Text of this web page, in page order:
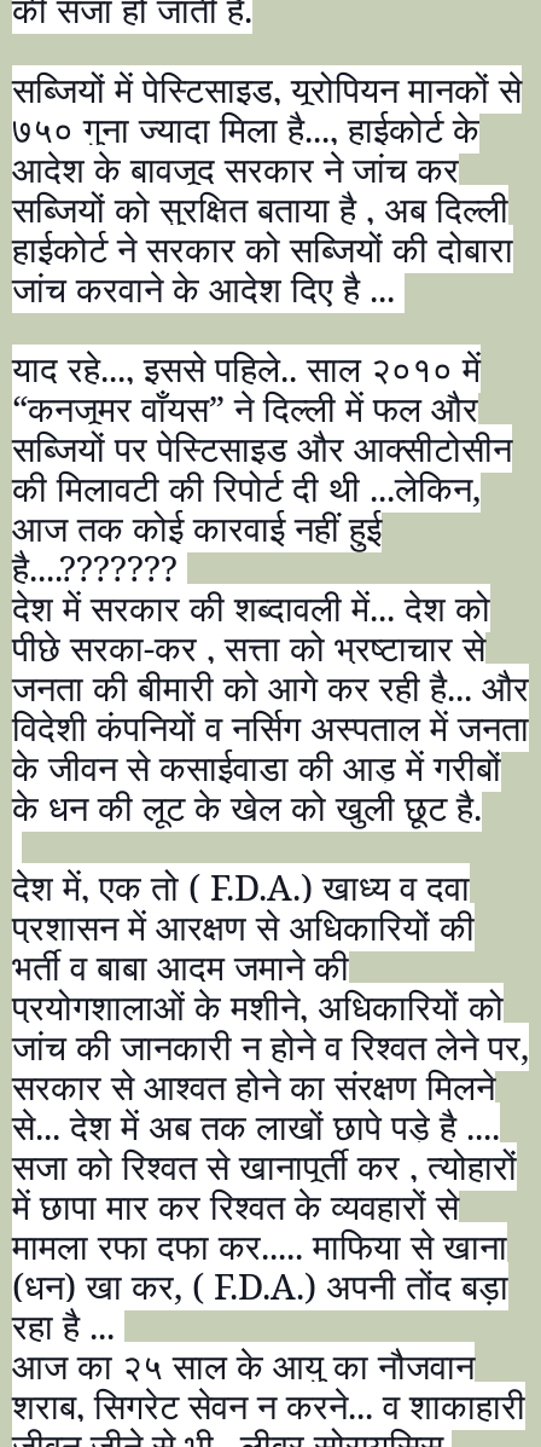
सब्जियों में पेस्टिसाइड,यूरोपियन मानकों से
७५० गुना ज्यादा मिला है...,हाईकोर्ट के
आदेश के बावजूद सरकार ने जांच कर
सब्जियों को सुरक्षित बताया है , अब दिल्ली
हाईकोर्ट ने सरकार को सब्जियों की दोबारा
जांच करवाने के आदेश दिए है ...
याद रहे...,इससे पहिले.. साल २०१० में
“कनजूमर वाँयस”ने दिल्ली में फल और
सब्जियों पर पेस्टिसाइड और आक्सीटोसीन
की मिलावटी की रिपोर्ट दी थी ...लेकिन,
आज तक कोई कारवाई नहीं हुई
है....???????
देश में सरकार की शब्दावली में... देश को
पीछे सरका-कर ,सत्ता को भ्रष्टाचार से
जनता की बीमारी को आगे कर रही है... और
विदेशी कंपनियों व नर्सिग अस्पताल में जनता
के जीवन से कसाईवाडा की आड़ में गरीबों
के धन की लूट के खेल को खुली छूट है.
देश में,एक तो ( F.D.A.)खाध्य व दवा
प्रशासन में आरक्षण से अधिकारियों की
भर्ती व बाबा आदम जमाने की
प्रयोगशालाओं के मशीने, अधिकारियों को
जांच की जानकारी न होने व रिश्वत लेने पर,
सरकार से आश्वत होने का संरक्षण मिलने
से... देश में अब तक लाखों छापे पड़े है ....
सजा को रिश्वत से खानापूर्ती कर ,त्योहारों
में छापा मार कर रिश्वत के व्यवहारों से
मामला रफा दफा कर..... माफिया से खाना
(धन) खा कर, ( F.D.A.) अपनी तोंद बड़ा
रहा है ...
आज का २५ साल के आयु का नौजवान
शराब,सिगरेट सेवन न करने... व शाकाहारी